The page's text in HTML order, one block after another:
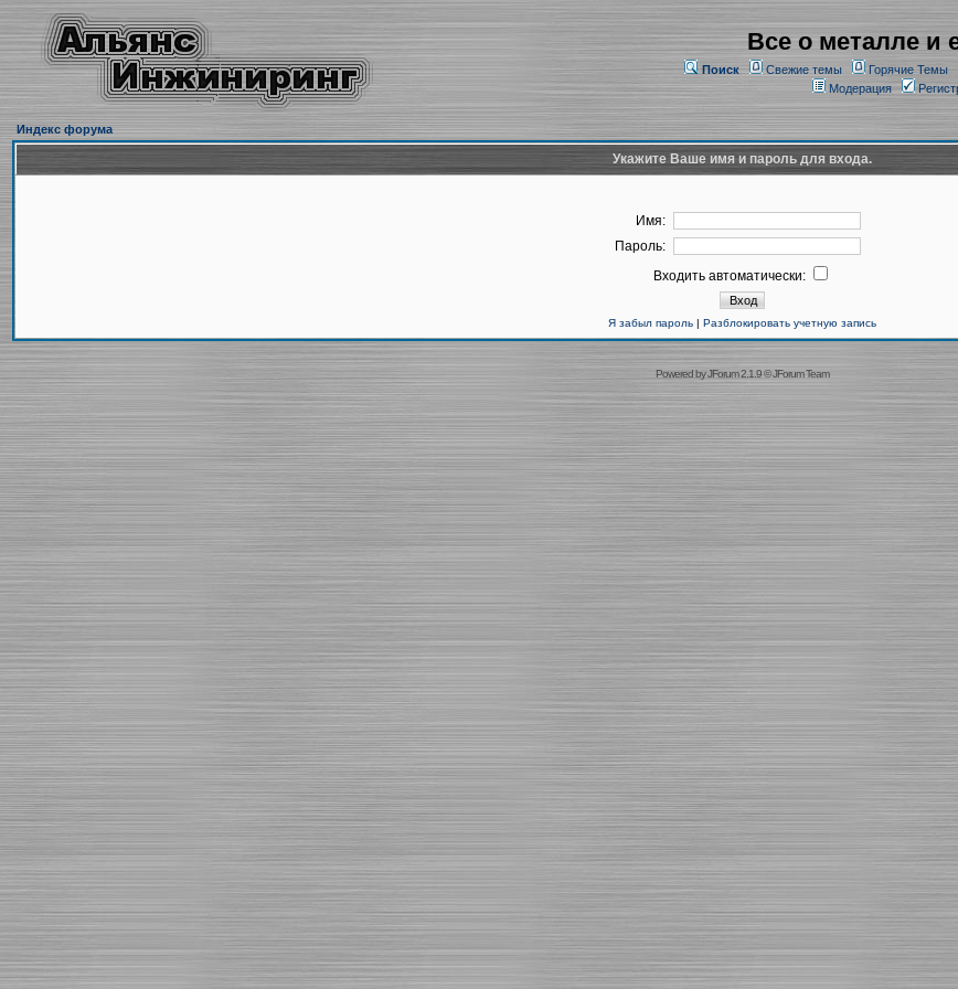
Все о металле и
Поиск Свежие темы Горячие Темы
Модерация
Индекс форума
Укажите Ваше имя и пароль для входа.
Имя:
Пароль:
Входить автоматически:
Я забыл пароль| Разблокировать учетную запись
Powered byJForum 2.1.9©JForum Team